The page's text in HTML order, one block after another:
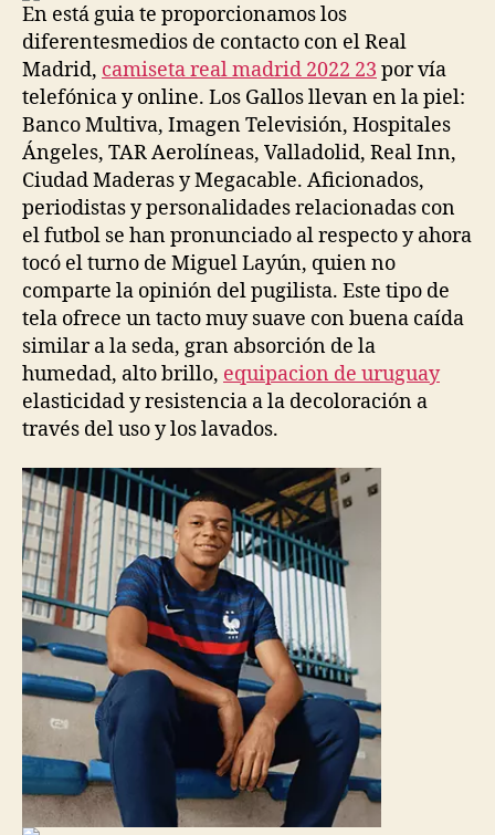
En está guia te proporcionamos los
diferentesmedios de contacto con el Real
Madrid, camiseta real madrid 2022 23 por vía
telefónica y online. Los Gallos llevan en la piel:
Banco Multiva, Imagen Televisión, Hospitales
Ángeles, TAR Aerolíneas, Valladolid, Real Inn,
Ciudad Maderas y Megacable. Aficionados,
periodistas y personalidades relacionadas con
el futbol se han pronunciado al respecto y ahora
tocó el turno de Miguel Layún, quien no
comparte la opinión del pugilista. Este tipo de
tela ofrece un tacto muy suave con buena caída
similar a la seda, gran absorción de la
humedad, alto brillo, equipacion de uruguay
elasticidad y resistencia a la decoloración a
través del uso y los lavados.